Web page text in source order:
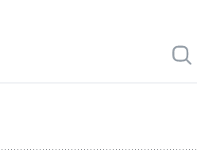
Медиа-центр
Новости в регионе
акционерам
Описание